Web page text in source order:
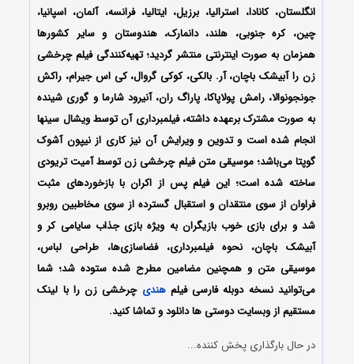
انگلستان، کانادا، استرالیا، برزیل، ایتالیا، فرانسه، آلمان، اسپانیا،
چین، کره جنوبی، هلند، دانمارک، هندوستان و سایر کشورها
همزمان به صورت اینترنتی منتشر گردید؛ تهیه‌کنندگی فیلم چرخشی
زن را آبیشک باچان، آر. بالکی، کوکی گروال، کی اس جیرام، راکش
جونجونوالا، رامش پولاپاکا، پاراگ ران، آنیرود شارما و گوری شینده
به صورت مشترک برعهده داشته، فیلمبرداری آن توسط ویشال سینها
انجام شده است و تدوین و ویرایش آن نیز کاری از نیپون آشوک
گوپتا می‌باشد؛ موسیقی متن فیلم چرخشی زن توسط آمیت تریودی
ساخته شده است؛ این فیلم پس از اکران با بازخوردهای مثبت
فراوان از سوی منتقدان و استقبال گسترده از سوی مخاطبین روبرو
شد و برای بازی خوب بازیگران به ویژه بازی جذاب سایامی کر و
آبیشک باچان، نحوه فیلمبرداری، فضاسازی‌ها، طراحی لباس،
موسیقی متن و همچنین مضامین مطرح شده ستوده شد؛ شما
می‌توانید نسخه دوبله فارسی فیلمهندی چرخشی زن را با ‌لینک
مستقیم از وبسایت دوستی ها دانلود و تماشا کنید.
در حال بارگذاری پخش کننده...